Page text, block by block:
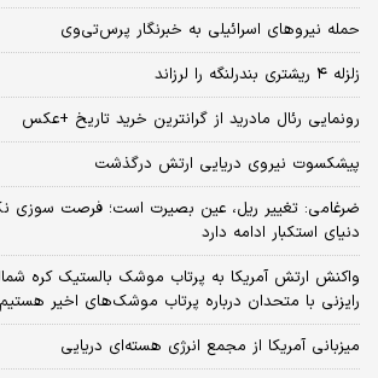
حمله نیروهای اسرائیلی به خبرنگار پرس‌تی‌وی
زلزله ۴ ریشتری بندرلنگه را لرزاند
رونمایی رئال مادرید از گرانترین خرید تاریخ +عکس
پیشکسوت نیروی دریایی ارتش درگذشت
ضرغامی: تغییر ریل، عین بصیرت است؛ فرصت سوزی
دنیای استکبار ادامه دارد
واکنش ارتش آمریکا به پرتاب موشک بالستیک کره
رایزنی با متحدان درباره پرتاب موشک‌های اخیر هستیم
میزبانی آمریکا از مجمع انرژی هسته‌ای دریایی